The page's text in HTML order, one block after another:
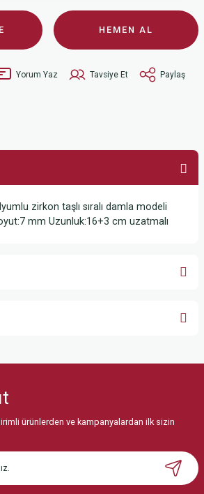
HEMEN AL
Yorum Yaz Tavsiye Et Paylaş
zirkon taşlı sıralı damla modeli
mm Uzunluk:16+3 cm uzatmalı
teşekkür ederiz.
bozuk veya görüntülenemiyor.
eksik bilgiler bulunuyor.
bulunuyor.
ürünlerden ve kampanyalardan ilk sizin